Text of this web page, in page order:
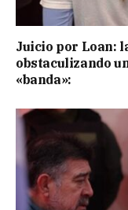
Juicio por Loan:
obstaculizando
«banda»: